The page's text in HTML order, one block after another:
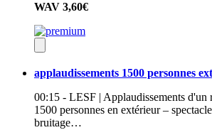
WAV 3,60€
applaudissements 1500 personnes
00:15 - LESF | Applaudissements d'un
1500 personnes en extérieur –
bruitage…